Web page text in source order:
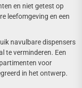
en niet getest op
leefomgeving en een
navulbare dispensers
te verminderen. Een
voor
in het ontwerp.